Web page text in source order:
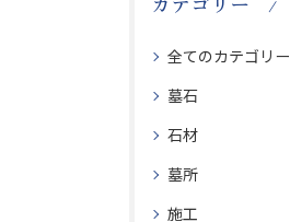
全てのカテゴリー
墓石
石材
墓所
施工